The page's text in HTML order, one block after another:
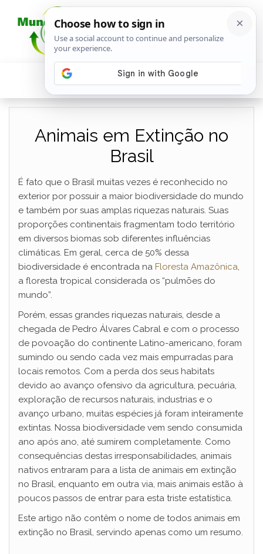
Animais em Extinção no
Brasil
É fato que o Brasil muitas vezes é reconhecido no
exterior por possuir a maior biodiversidade do mundo
e também por suas amplas riquezas naturais. Suas
proporções continentais fragmentam todo território
em diversos biomas sob diferentes influências
climáticas. Em geral, cerca de 50% dessa
biodiversidade é encontrada na Floresta Amazônica,
a floresta tropical considerada os “pulmões do
mundo”.
Porém, essas grandes riquezas naturais, desde a
chegada de Pedro Álvares Cabral e com o processo
de povoação do continente Latino-americano, foram
sumindo ou sendo cada vez mais empurradas para
locais remotos. Com a perda dos seus habitats
devido ao avanço ofensivo da agricultura, pecuária,
exploração de recursos naturais, industrias e o
avanço urbano, muitas espécies já foram inteiramente
extintas. Nossa biodiversidade vem sendo consumida
ano após ano, até sumirem completamente. Como
consequências destas irresponsabilidades, animais
nativos entraram para a lista de animais em extinção
no Brasil, enquanto em outra via, mais animais estão à
poucos passos de entrar para esta triste estatística.
Este artigo não contêm o nome de todos animais em
extinção no Brasil, servindo apenas como um resumo.